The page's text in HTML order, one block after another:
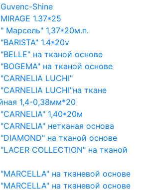
Shine
1.37*25
Марсель" 1,37*20м.п.
1.4*20v
на тканой основе
на тканой основе
LUCHI"
LUCHI"на ткане
1,4-0,38мм*20
1,40*20м
нетканая основа
на тканой основе
COLLECTION" на тканой
на тканевой основе
на тканевой основе